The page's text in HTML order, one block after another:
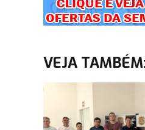
VEJA